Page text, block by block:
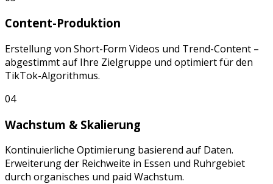
Content-Produktion
Erstellung von Short-Form Videos und Trend-Content –
abgestimmt auf Ihre Zielgruppe und optimiert für den
TikTok-Algorithmus.
04
Wachstum & Skalierung
Kontinuierliche Optimierung basierend auf Daten.
Erweiterung der Reichweite in Essen und Ruhrgebiet
durch organisches und paid Wachstum.